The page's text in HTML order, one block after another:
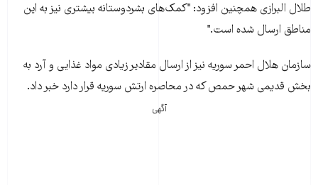
طلال البرازی همچنين افزود: "کمک‌های بشردوستانه بيشتری نيز به اين
مناطق ارسال شده است."
سازمان هلال احمر سوريه نيز از ارسال مقادير زيادی مواد غذايی و آرد به
بخش قديمی شهر حمص که در محاصره ارتش سوريه قرار دارد خبر داد.
آگهی